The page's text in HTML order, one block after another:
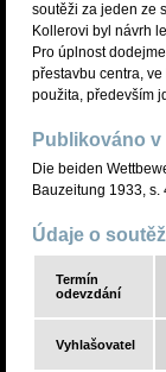
soutěži za jeden ze
Kollerovi byl návrh
Pro úplnost
přestavbu centra,
použita, především
Publikováno v
Die beiden
Bauzeitung 1933, s.
Údaje o
Termín
odevzdání
Vyhlašovatel